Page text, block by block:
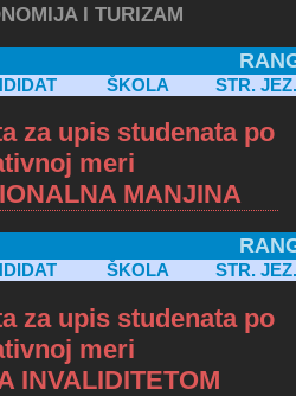
I TURIZAM
ŠKOLA STR. JEZ.
za upis studenata po
meri
MANJINA
ŠKOLA STR. JEZ.
za upis studenata po
meri
INVALIDITETOM